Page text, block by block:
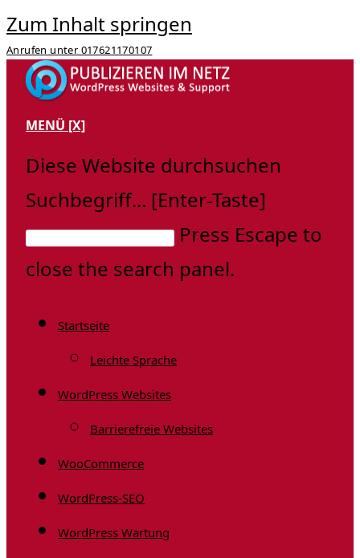
Zum Inhalt springen
Anrufen unter 017621170107
MENÜ [X]
Diese Website durchsuchen
Suchbegriff... [Enter-Taste]
Press Escape to
close the search panel.
Startseite
Leichte Sprache
WordPress Websites
Barrierefreie Websites
WooCommerce
WordPress-SEO
WordPress Wartung